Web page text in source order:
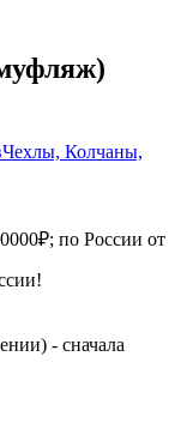
Чехлы, Колчаны,
по России от
- сначала